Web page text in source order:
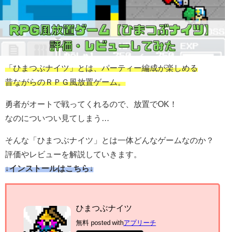
「ひまつぶナイツ」とは、パーティー編成が楽しめる
昔ながらのＲＰＧ風放置ゲーム。
勇者がオートで戦ってくれるので、放置でOK！
なのについつい見てしまう…
そんな「ひまつぶナイツ」とは一体どんなゲームなのか？
評価やレビューを解説していきます。
↓インストールはこちら↓
ひまつぶナイツ
無料 posted withアプリーチ